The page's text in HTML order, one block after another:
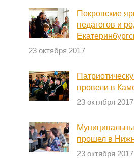
Покровские
педагогов и
23 октября 2017
провели в
23 октября 2017
прошел в
23 октября 2017